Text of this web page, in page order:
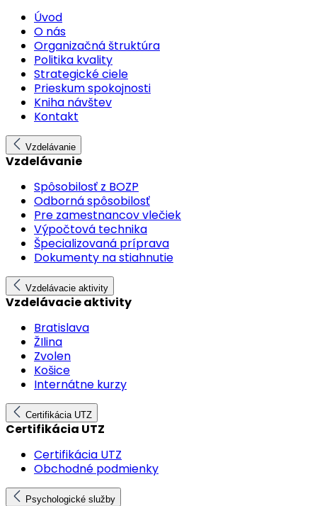
Úvod
O nás
Organizačná štruktúra
Politika kvality
Strategické ciele
Prieskum spokojnosti
Kniha návštev
Kontakt
Vzdelávanie
Vzdelávanie
Spôsobilosť z BOZP
Odborná spôsobilosť
Pre zamestnancov vlečiek
Výpočtová technika
Špecializovaná príprava
Dokumenty na stiahnutie
Vzdelávacie aktivity
Vzdelávacie aktivity
Bratislava
ŽIlina
Zvolen
Košice
Internátne kurzy
Certifikácia UTZ
Certifikácia UTZ
Certifikácia UTZ
Obchodné podmienky
Psychologické služby